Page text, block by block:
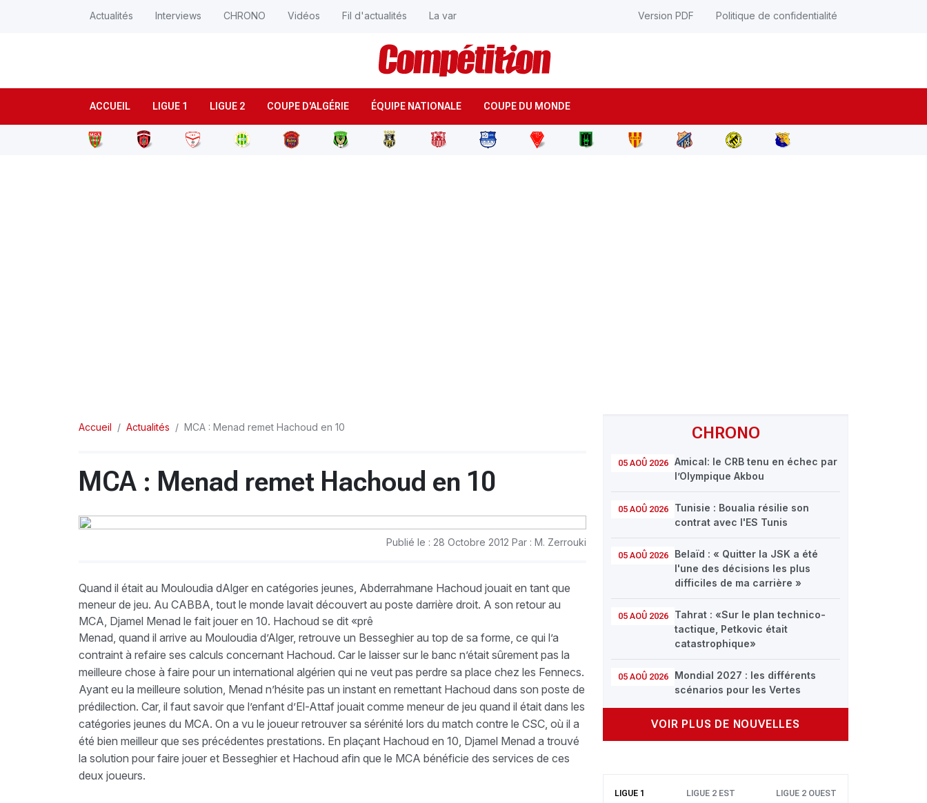
ACCUEIL LIGUE 1 LIGUE 2 COUPE D'ALGÉRIE ÉQUIPE NATIONALE COUPE DU MONDE
Actualités Interviews CHRONO Vidéos Fil d'actualités La var Version PDF Politique de confidentialité
CHRONO
05 AOÛ 2026
Amical: le CRB tenu en échec par
l’Olympique Akbou
05 AOÛ 2026
Tunisie : Boualia résilie son
contrat avec l'ES Tunis
05 AOÛ 2026
Belaïd : « Quitter la JSK a été
l'une des décisions les plus
difficiles de ma carrière »
05 AOÛ 2026
Tahrat : «Sur le plan technico-
tactique, Petkovic était
catastrophique»
05 AOÛ 2026
Mondial 2027 : les différents
scénarios pour les Vertes
VOIR PLUS DE NOUVELLES
LIGUE 1 LIGUE 2 EST LIGUE 2 OUEST
Accueil Actualités MCA : Menad remet Hachoud en 10
MCA : Menad remet Hachoud en 10
Publié le : 28 Octobre 2012 Par : M. Zerrouki
Quand il était au Mouloudia dAlger en catégories jeunes, Abderrahmane Hachoud jouait en tant que
meneur de jeu. Au CABBA, tout le monde lavait découvert au poste darrière droit. A son retour au
MCA, Djamel Menad le fait jouer en 10. Hachoud se dit «prê
Menad, quand il arrive au Mouloudia d’Alger, retrouve un Besseghier au top de sa forme, ce qui l’a
contraint à refaire ses calculs concernant Hachoud. Car le laisser sur le banc n’était sûrement pas la
meilleure chose à faire pour un international algérien qui ne veut pas perdre sa place chez les Fennecs.
Ayant eu la meilleure solution, Menad n’hésite pas un instant en remettant Hachoud dans son poste de
prédilection. Car, il faut savoir que l’enfant d’El-Attaf jouait comme meneur de jeu quand il était dans les
catégories jeunes du MCA. On a vu le joueur retrouver sa sérénité lors du match contre le CSC, où il a
été bien meilleur que ses précédentes prestations. En plaçant Hachoud en 10, Djamel Menad a trouvé
la solution pour faire jouer et Besseghier et Hachoud afin que le MCA bénéficie des services de ces
deux joueurs.